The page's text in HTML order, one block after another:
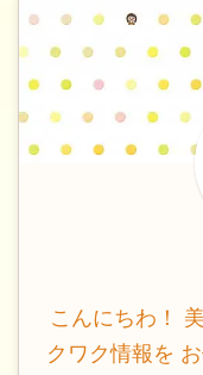
こんにちわ！
クワク情報を